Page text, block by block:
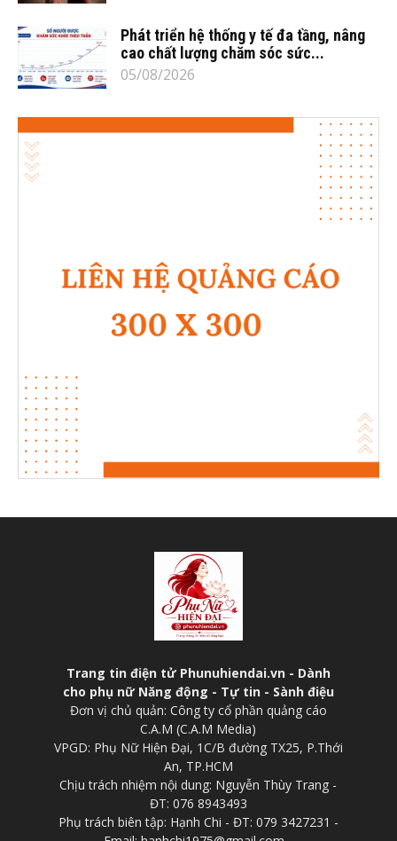
Phát triển hệ thống y tế đa tầng, nâng
cao chất lượng chăm sóc sức...
05/08/2026
Trang tin điện tử Phunuhiendai.vn - Dành
cho phụ nữ Năng động - Tự tin - Sành điệu
Đơn vị chủ quản: Công ty cổ phần quảng cáo
C.A.M (C.A.M Media)
VPGD: Phụ Nữ Hiện Đại, 1C/B đường TX25, P.Thới
An, TP.HCM
Chịu trách nhiệm nội dung: Nguyễn Thùy Trang -
ĐT: 076 8943493
Phụ trách biên tập: Hạnh Chi - ĐT: 079 3427231 -